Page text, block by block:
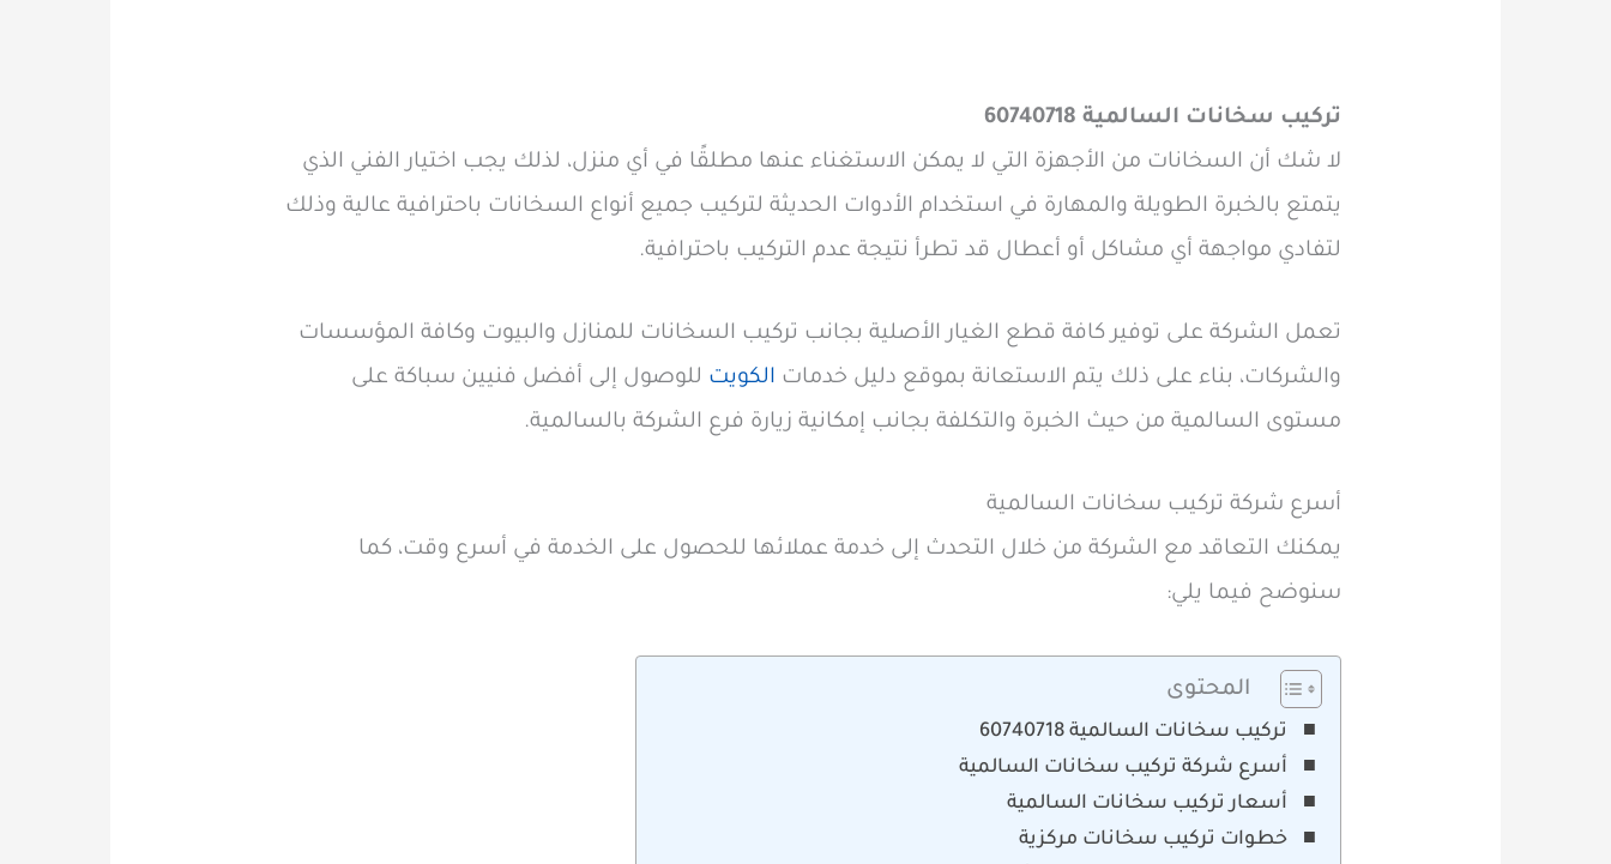
تركيب سخانات السالمية 60740718
لا شك أن السخانات من الأجهزة التي لا يمكن الاستغناء عنها مطلقًا في أي منزل، لذلك يجب اختيار الفني الذي
يتمتع بالخبرة الطويلة والمهارة في استخدام الأدوات الحديثة لتركيب جميع أنواع السخانات باحترافية عالية وذلك
لتفادي مواجهة أي مشاكل أو أعطال قد تطرأ نتيجة عدم التركيب باحترافية.
تعمل الشركة على توفير كافة قطع الغيار الأصلية بجانب تركيب السخانات للمنازل والبيوت وكافة المؤسسات
والشركات، بناء على ذلك يتم الاستعانة بموقع دليل خدمات الكويت للوصول إلى أفضل فنيين سباكة على
مستوى السالمية من حيث الخبرة والتكلفة بجانب إمكانية زيارة فرع الشركة بالسالمية.
أسرع شركة تركيب سخانات السالمية
يمكنك التعاقد مع الشركة من خلال التحدث إلى خدمة عملائها للحصول على الخدمة في أسرع وقت، كما
سنوضح فيما يلي:
المحتوى
تركيب سخانات السالمية 60740718
أسرع شركة تركيب سخانات السالمية
أسعار تركيب سخانات السالمية
خطوات تركيب سخانات مركزية